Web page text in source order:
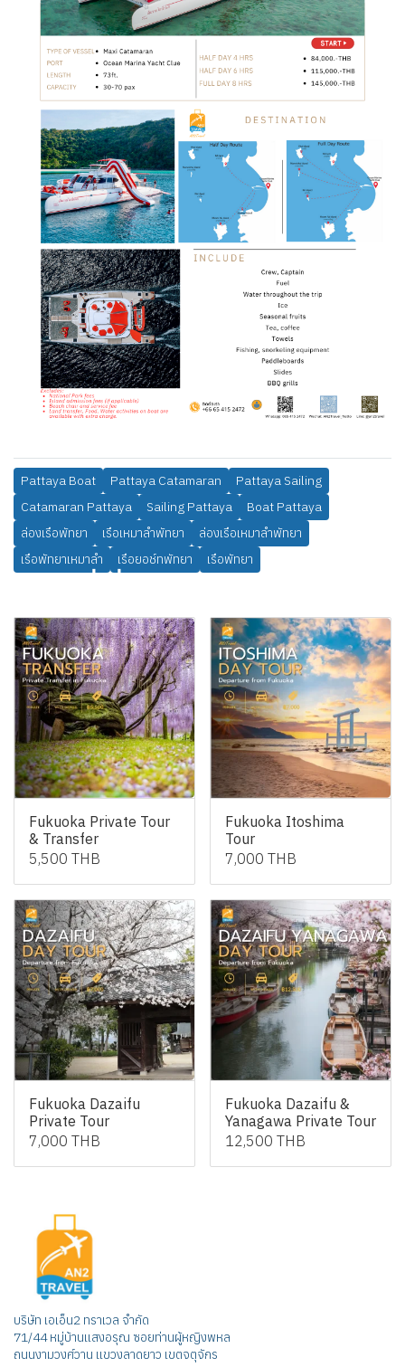
Pattaya Boat Pattaya Catamaran
Pattaya Sailing
Catamaran Pattaya
Sailing Pattaya
Boat Pattaya
ล่องเรือพัทยา
เรือเหมาลำพัทยา
ล่องเรือเหมาลำพัทยา
เรือพัทยาเหมาลำ
เรือยอช์ทพัทยา เรือพัทยา
Fukuoka Private Tour
& Transfer
5,500 THB
Fukuoka Itoshima
Tour
7,000 THB
Fukuoka Dazaifu
Private Tour
7,000 THB
Fukuoka Dazaifu &
Yanagawa Private Tour
12,500 THB
บริษัท เอเอ็น2 ทราเวล จำกัด
71/44 หมู่บ้านแสงอรุณ ซอยท่านผู้หญิงพหล
ถนนงามวงศ์วาน แขวงลาดยาว เขตจตุจักร